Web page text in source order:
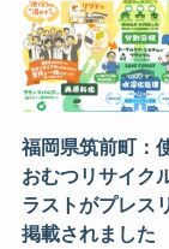
福岡県筑前町：
おむつリサイク
ラストがプレス
掲載されました